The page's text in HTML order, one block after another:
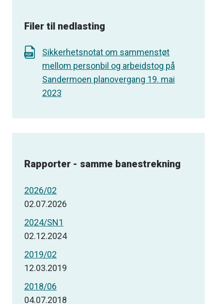
Filer til nedlasting
Sikkerhetsnotat om sammenstøt
mellom personbil og arbeidstog på
Sandermoen planovergang 19. mai
2023
Rapporter - samme banestrekning
2026/02
02.07.2026
2024/SN1
02.12.2024
2019/02
12.03.2019
2018/06
04.07.2018